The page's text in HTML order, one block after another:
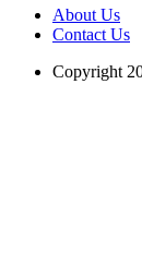
About Us
Contact Us
Copyright